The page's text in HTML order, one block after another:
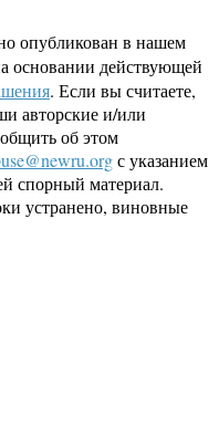
опубликован в нашем
основании действующей
. Если вы считаете,
авторские и/или
об этом
с указанием
спорный материал.
устранено, виновные